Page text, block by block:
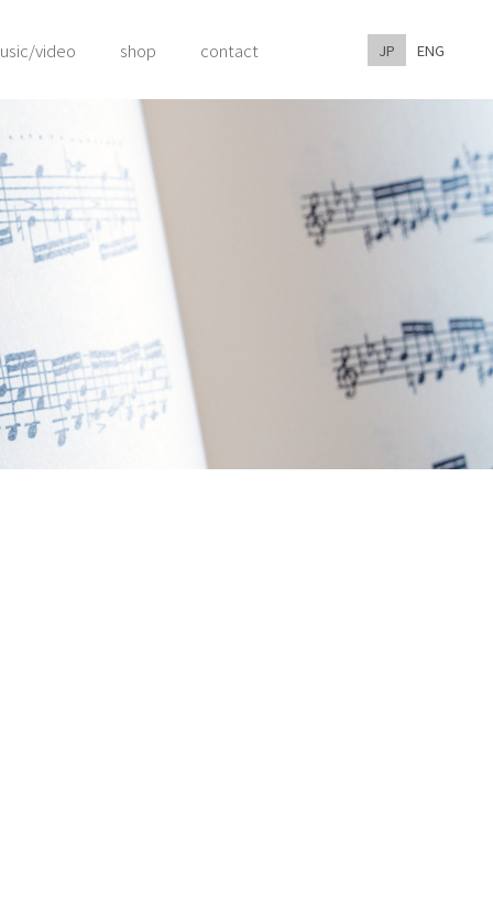
video shop contact JP ENG